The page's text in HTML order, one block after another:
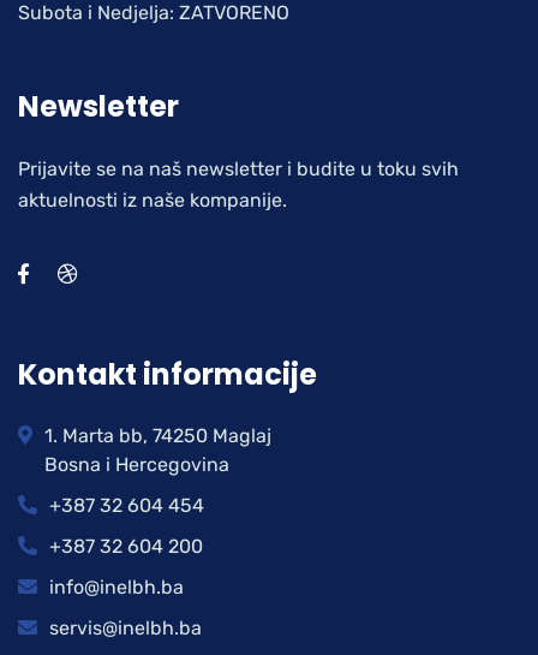
Subota i Nedjelja: ZATVORENO
Newsletter
Prijavite se na naš newsletter i budite u toku svih
aktuelnosti iz naše kompanije.
Kontakt informacije
1. Marta bb, 74250 Maglaj
Bosna i Hercegovina
+387 32 604 454
+387 32 604 200
info@inelbh.ba
servis@inelbh.ba